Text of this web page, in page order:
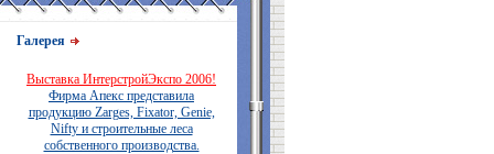
Галерея
Выставка ИнтерстройЭкспо 2006!
Фирма Апекс представила
продукцию Zarges, Fixator, Genie,
Nifty и строительные леса
собственного производства.